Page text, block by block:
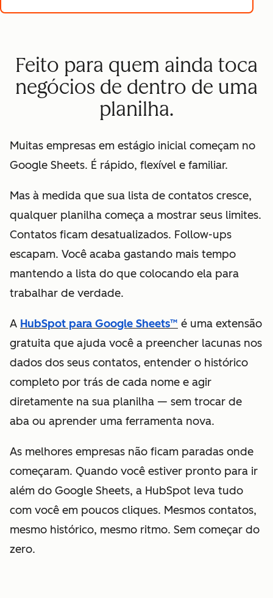
Feito para quem ainda toca
negócios de dentro de uma
planilha.
Muitas empresas em estágio inicial começam no
Google Sheets. É rápido, flexível e familiar.
Mas à medida que sua lista de contatos cresce,
qualquer planilha começa a mostrar seus limites.
Contatos ficam desatualizados. Follow-ups
escapam. Você acaba gastando mais tempo
mantendo a lista do que colocando ela para
trabalhar de verdade.
A HubSpot para Google Sheets™ é uma extensão
gratuita que ajuda você a preencher lacunas nos
dados dos seus contatos, entender o histórico
completo por trás de cada nome e agir
diretamente na sua planilha — sem trocar de
aba ou aprender uma ferramenta nova.
As melhores empresas não ficam paradas onde
começaram. Quando você estiver pronto para ir
além do Google Sheets, a HubSpot leva tudo
com você em poucos cliques. Mesmos contatos,
mesmo histórico, mesmo ritmo. Sem começar do
zero.